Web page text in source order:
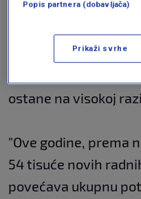
zbog vrlo brzog
ističe Vujčić.
ostane na visokoj
"Ove godine, prema
54 tisuće novih
povećava ukupnu
Popis partnera (dobavljača)
Prikaži svrhe